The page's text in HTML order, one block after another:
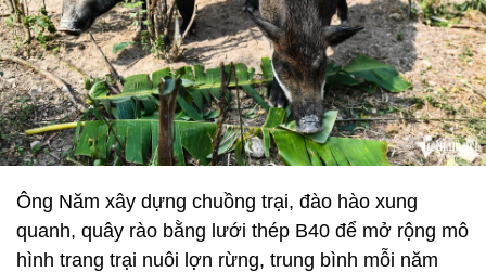
Ông Năm xây dựng chuồng trại, đào hào xung
quanh, quây rào bằng lưới thép B40 để mở rộng mô
hình trang trại nuôi lợn rừng, trung bình mỗi năm